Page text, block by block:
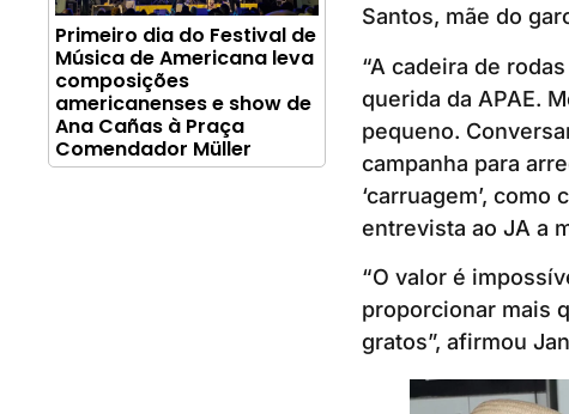
Primeiro dia do Festival de
Música de Americana leva
composições
americanenses e show de
Ana Cañas à Praça
Comendador Müller
Santos, mãe do
“A cadeira de
querida da APAE.
pequeno.
campanha para
‘carruagem’,
entrevista ao JA a
“O valor é
proporcionar mais
gratos”, afirmou